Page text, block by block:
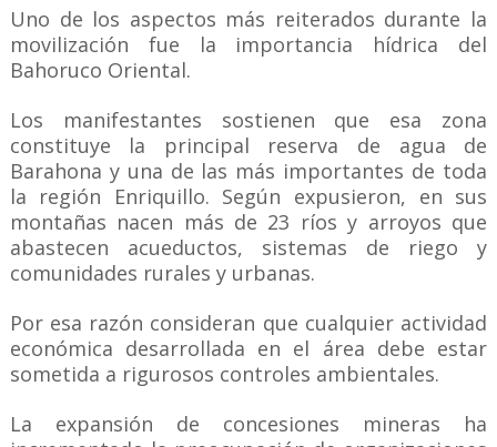
Uno de los aspectos más reiterados durante la
movilización fue la importancia hídrica del
Bahoruco Oriental.
Los manifestantes sostienen que esa zona
constituye la principal reserva de agua de
Barahona y una de las más importantes de toda
la región Enriquillo. Según expusieron, en sus
montañas nacen más de 23 ríos y arroyos que
abastecen acueductos, sistemas de riego y
comunidades rurales y urbanas.
Por esa razón consideran que cualquier actividad
económica desarrollada en el área debe estar
sometida a rigurosos controles ambientales.
La expansión de concesiones mineras ha